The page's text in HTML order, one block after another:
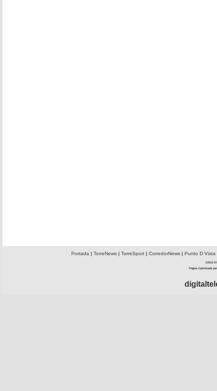
Portada | TorreNews| TorreSport| CorredorNews| Punto D Vista
©2010 El
Página Optimizada